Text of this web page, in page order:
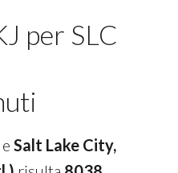
per SLC
e Salt Lake City,